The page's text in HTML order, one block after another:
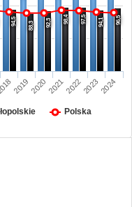
94,5 88,3 92,3 98,4 97,5 94,1 96,5
201920202021202220232024
Polska